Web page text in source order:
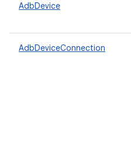
AdbDevice
AdbDeviceConnection